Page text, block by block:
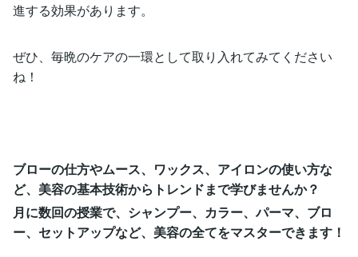
進する効果があります。
ぜひ、毎晩のケアの一環として取り入れてみてください
ね！
ブローの仕方やムース、ワックス、アイロンの使い方な
ど、美容の基本技術からトレンドまで学びませんか？
月に数回の授業で、シャンプー、カラー、パーマ、ブロ
ー、セットアップなど、美容の全てをマスターできます！